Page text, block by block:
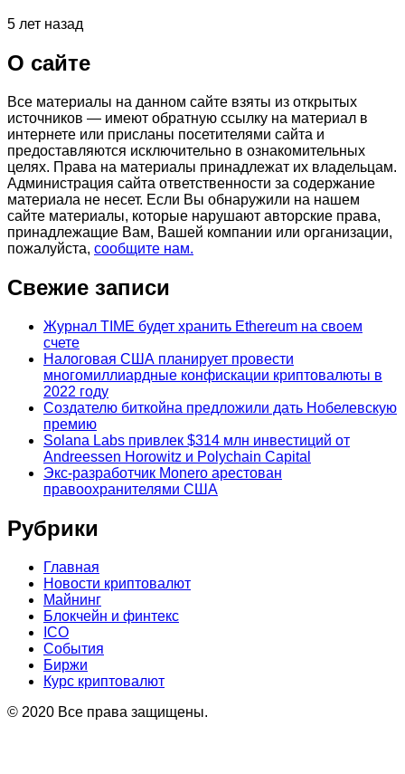
5 лет назад
О сайте
Все материалы на данном сайте взяты из открытых
источников — имеют обратную ссылку на материал в
интернете или присланы посетителями сайта и
предоставляются исключительно в ознакомительных
целях. Права на материалы принадлежат их владельцам.
Администрация сайта ответственности за содержание
материала не несет. Если Вы обнаружили на нашем
сайте материалы, которые нарушают авторские права,
принадлежащие Вам, Вашей компании или организации,
пожалуйста, сообщите нам.
Свежие записи
Журнал TIME будет хранить Ethereum на своем
счете
Налоговая США планирует провести
многомиллиардные конфискации криптовалюты в
2022 году
Создателю биткойна предложили дать Нобелевскую
премию
Solana Labs привлек $314 млн инвестиций от
Andreessen Horowitz и Polychain Capital
Экс-разработчик Monero арестован
правоохранителями США
Рубрики
Главная
Новости криптовалют
Майнинг
Блокчейн и финтекс
ICO
События
Биржи
Курс криптовалют
© 2020 Все права защищены.